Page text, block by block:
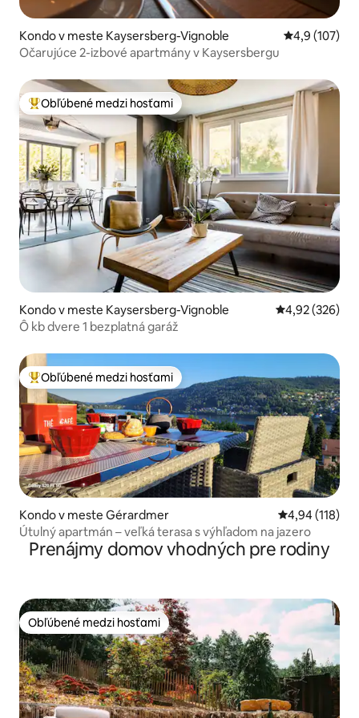
Kondo v meste Kaysersberg-Vignoble Priemerné
4,9 (107)
Očarujúce 2-izbové apartmány v Kaysersbergu
Najobľúbenejšie medzi hosťami
Obľúbené medzi hosťami
Kondo v meste Kaysersberg-Vignoble Priemerné
4,92 (326)
Ô kb dvere 1 bezplatná garáž
Najobľúbenejšie medzi hosťami
Obľúbené medzi hosťami
Kondo v meste Gérardmer Priemerné
4,94 (118)
Útulný apartmán – veľká terasa s výhľadom na jazero
Prenájmy domov vhodných pre rodiny
Obľúbené medzi hosťami
Obľúbené medzi hosťami